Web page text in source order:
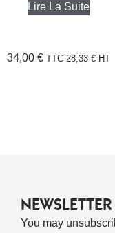
Lire La Suite
34,00 € TTC 28,33 € HT
You may